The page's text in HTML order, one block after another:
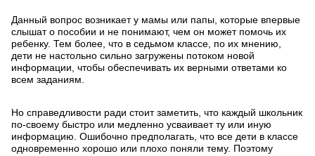
Данный вопрос возникает у мамы или папы, которые впервые
слышат о пособии и не понимают, чем он может помочь их
ребенку. Тем более, что в седьмом классе, по их мнению,
дети не настольно сильно загружены потоком новой
информации, чтобы обеспечивать их верными ответами ко
всем заданиям.
Но справедливости ради стоит заметить, что каждый школьник
по-своему быстро или медленно усваивает ту или иную
информацию. Ошибочно предполагать, что все дети в классе
одновременно хорошо или плохо поняли тему. Поэтому